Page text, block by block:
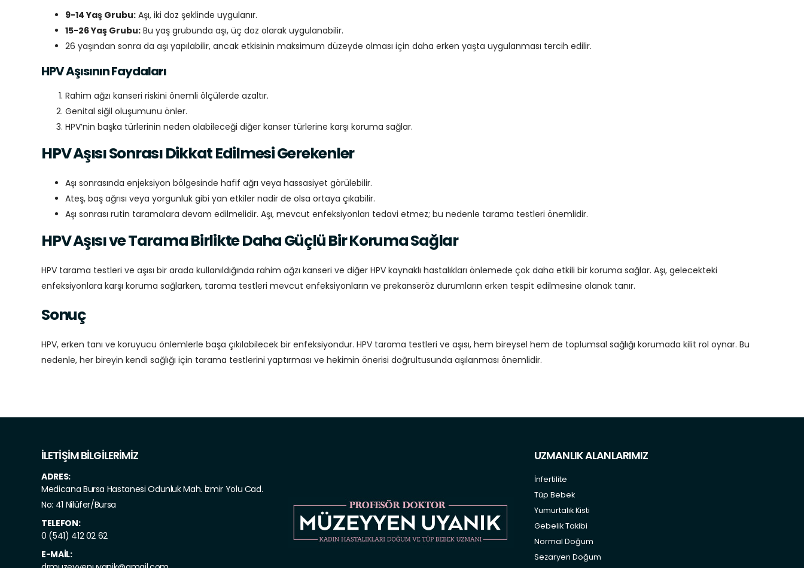
9-14 Yaş Grubu: Aşı, iki doz şeklinde uygulanır.
15-26 Yaş Grubu: Bu yaş grubunda aşı, üç doz olarak uygulanabilir.
26 yaşından sonra da aşı yapılabilir, ancak etkisinin maksimum düzeyde olması için daha erken yaşta uygulanması tercih edilir.
HPV Aşısının Faydaları
Rahim ağzı kanseri riskini önemli ölçülerde azaltır.
Genital siğil oluşumunu önler.
HPV’nin başka türlerinin neden olabileceği diğer kanser türlerine karşı koruma sağlar.
HPV Aşısı Sonrası Dikkat Edilmesi Gerekenler
Aşı sonrasında enjeksiyon bölgesinde hafif ağrı veya hassasiyet görülebilir.
Ateş, baş ağrısı veya yorgunluk gibi yan etkiler nadir de olsa ortaya çıkabilir.
Aşı sonrası rutin taramalara devam edilmelidir. Aşı, mevcut enfeksiyonları tedavi etmez; bu nedenle tarama testleri önemlidir.
HPV Aşısı ve Tarama Birlikte Daha Güçlü Bir Koruma Sağlar
HPV tarama testleri ve aşısı bir arada kullanıldığında rahim ağzı kanseri ve diğer HPV kaynaklı hastalıkları önlemede çok daha etkili bir koruma sağlar. Aşı, gelecekteki
enfeksiyonlara karşı koruma sağlarken, tarama testleri mevcut enfeksiyonların ve prekanseröz durumların erken tespit edilmesine olanak tanır.
Sonuç
HPV, erken tanı ve koruyucu önlemlerle başa çıkılabilecek bir enfeksiyondur. HPV tarama testleri ve aşısı, hem bireysel hem de toplumsal sağlığı korumada kilit rol oynar. Bu
nedenle, her bireyin kendi sağlığı için tarama testlerini yaptırması ve hekimin önerisi doğrultusunda aşılanması önemlidir.
İLETİŞİM BİLGİLERİMİZ
ADRES:
Medicana Bursa Hastanesi Odunluk Mah. İzmir Yolu Cad.
No: 41 Nilüfer/Bursa
TELEFON:
0 (541) 412 02 62
E-MAIL:
UZMANLIK ALANLARIMIZ
İnfertilite
Tüp Bebek
Yumurtalık Kisti
Gebelik Takibi
Normal Doğum
Sezaryen Doğum